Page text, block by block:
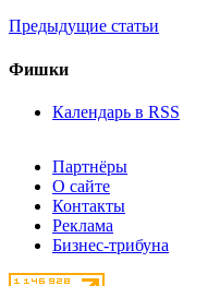
Предыдущие статьи
Фишки
Календарь в RSS
Партнёры
О сайте
Контакты
Реклама
Бизнес-трибуна